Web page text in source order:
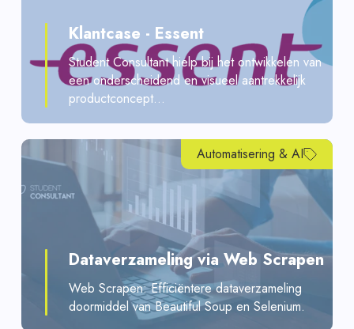
Klantcase - Essent
Student Consultant hielp bij het ontwikkelen van
een onderscheidend en visueel aantrekkelijk
productconcept...
Automatisering & AI
Dataverzameling via Web Scrapen
Web Scrapen: Efficiëntere dataverzameling
doormiddel van Beautiful Soup en Selenium.